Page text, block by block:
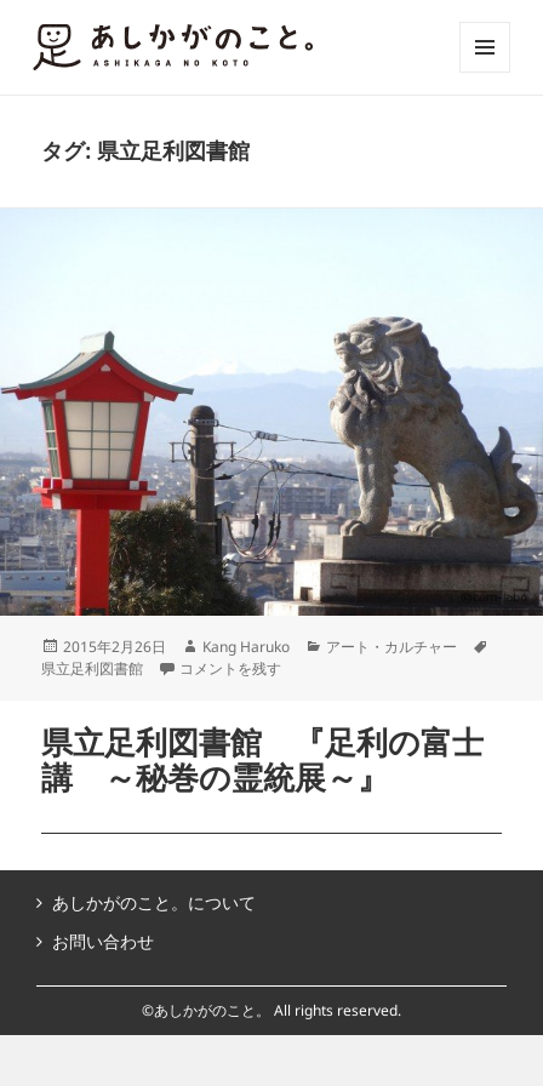
タグ:県立足利図書館
2015年2月26日 Kang Haruko
アート・カルチャー
県立足利図書館
コメントを残す
県立足利図書館 『足利の富士
講 ～秘巻の霊統展～』
あしかがのこと。について
お問い合わせ
©あしかがのこと。 All rights reserved.